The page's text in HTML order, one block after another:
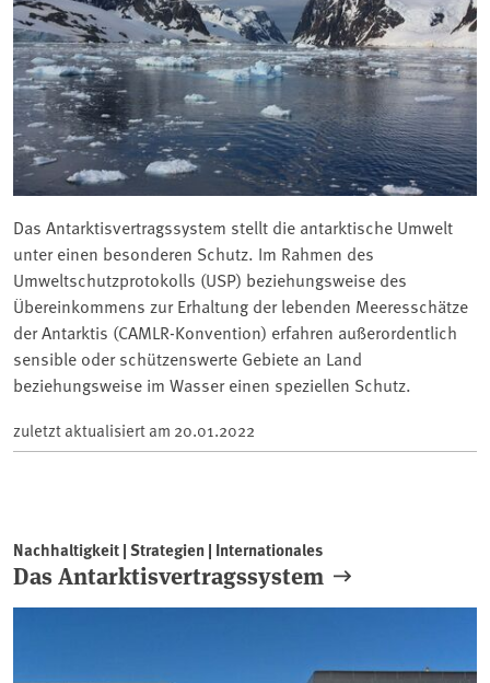
Das Antarktisvertragssystem stellt die antarktische Umwelt
unter einen besonderen Schutz. Im Rahmen des
Umweltschutzprotokolls (USP) beziehungsweise des
Übereinkommens zur Erhaltung der lebenden Meeresschätze
der Antarktis (CAMLR-Konvention) erfahren außerordentlich
sensible oder schützenswerte Gebiete an Land
beziehungsweise im Wasser einen speziellen Schutz.
zuletzt aktualisiert am 20.01.2022
Nachhaltigkeit | Strategien | Internationales
Das Antarktisvertragssystem